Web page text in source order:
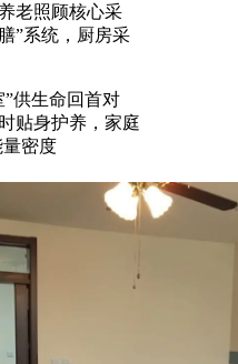
老照顾核心采
”系统，厨房采
生命回首对
贴身护养，家庭
量密度